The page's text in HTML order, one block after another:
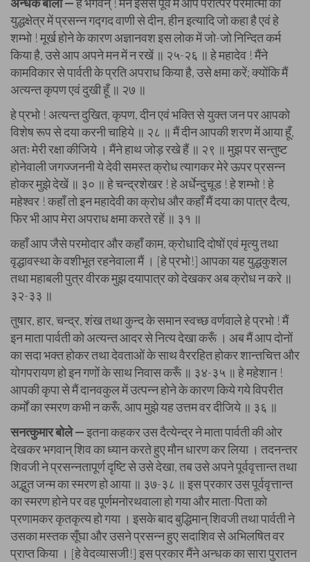
युद्धक्षेत्र में प्रसन्न गद्गद वाणी से दीन, हीन इत्यादि जो कहा है एवं हे
शम्भो ! मूर्ख होने के कारण अज्ञानवश इस लोक में जो-जो निन्दित कर्म
किया है, उसे आप अपने मन में न रखें ॥ २५-२६ ॥ हे महादेव ! मैंने
कामविकार से पार्वती के प्रति अपराध किया है, उसे क्षमा करें; क्योंकि मैं
अत्यन्त कृपण एवं दुखी हूँ ॥ २७ ॥
हे प्रभो ! अत्यन्त दुखित, कृपण, दीन एवं भक्ति से युक्त जन पर आपको
विशेष रूप से दया करनी चाहिये ॥ २८ ॥ मैं दीन आपकी शरण में आया हूँ,
अतः मेरी रक्षा कीजिये । मैंने हाथ जोड़ रखे हैं ॥ २९ ॥ मुझ पर सन्तुष्ट
होनेवाली जगज्जननी ये देवी समस्त क्रोध त्यागकर मेरे ऊपर प्रसन्न
होकर मुझे देखें ॥ ३० ॥ हे चन्द्रशेखर ! हे अर्धेन्दुचूड ! हे शम्भो ! हे
महेश्वर ! कहाँ तो इन महादेवी का क्रोध और कहाँ मैं दया का पात्र दैत्य,
फिर भी आप मेरा अपराध क्षमा करते रहें ॥ ३१ ॥
कहाँ आप जैसे परमोदार और कहाँ काम, क्रोधादि दोषों एवं मृत्यु तथा
वृद्धावस्था के वशीभूत रहनेवाला मैं । [हे प्रभो!] आपका यह युद्धकुशल
तथा महाबली पुत्र वीरक मुझ दयापात्र को देखकर अब क्रोध न करे ॥
३२-३३ ॥
तुषार, हार, चन्द्र, शंख तथा कुन्द के समान स्वच्छ वर्णवाले हे प्रभो ! मैं
इन माता पार्वती को अत्यन्त आदर से नित्य देखा करूँ । अब मैं आप दोनों
का सदा भक्त होकर तथा देवताओं के साथ वैररहित होकर शान्तचित्त और
योगपरायण हो इन गणों के साथ निवास करूँ ॥ ३४-३५ ॥ हे महेशान !
आपकी कृपा से मैं दानवकुल में उत्पन्न होने के कारण किये गये विपरीत
कर्मों का स्मरण कभी न करूँ, आप मुझे यह उत्तम वर दीजिये ॥ ३६ ॥
सनत्कुमार बोले —इतना कहकर उस दैत्येन्द्र ने माता पार्वती की ओर
देखकर भगवान् शिव का ध्यान करते हुए मौन धारण कर लिया । तदनन्तर
शिवजी ने प्रसन्नतापूर्ण दृष्टि से उसे देखा, तब उसे अपने पूर्ववृत्तान्त तथा
अद्भुत जन्म का स्मरण हो आया ॥ ३७-३८ ॥ इस प्रकार उस पूर्ववृत्तान्त
का स्मरण होने पर वह पूर्णमनोरथवाला हो गया और माता-पिता को
प्रणामकर कृतकृत्य हो गया । इसके बाद बुद्धिमान् शिवजी तथा पार्वती ने
उसका मस्तक सूँघा और उसने प्रसन्न हुए सदाशिव से अभिलषित वर
प्राप्त किया । [हे वेदव्यासजी!] इस प्रकार मैंने अन्धक का सारा पुरातन